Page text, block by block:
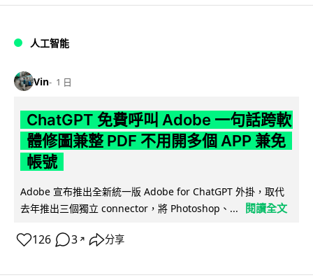
人工智能
Vin 1 日
ChatGPT 免費呼叫 Adobe 一句話跨軟
體修圖兼整 PDF 不用開多個 APP 兼免
帳號
Adobe 宣布推出全新統一版 Adobe for ChatGPT 外掛，取代
去年推出三個獨立 connector，將 Photoshop、...
閱讀全文
126 3 ↗ 分享